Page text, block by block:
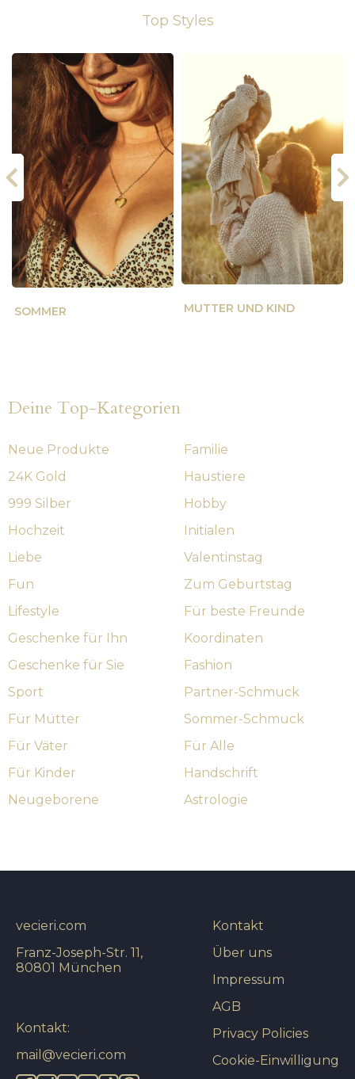
Top Styles
SOMMER MUTTER UND KIND
Deine Top-Kategorien
Neue Produkte
24K Gold
999 Silber
Hochzeit
Liebe
Fun
Lifestyle
Geschenke für Ihn
Geschenke für Sie
Sport
Für Mütter
Für Väter
Für Kinder
Neugeborene
Familie
Haustiere
Hobby
Initialen
Valentinstag
Zum Geburtstag
Für beste Freunde
Koordinaten
Fashion
Partner-Schmuck
Sommer-Schmuck
Für Alle
Handschrift
Astrologie
Kontakt
Über uns
Impressum
AGB
Privacy Policies
Cookie-Einwilligung
vecieri.com
Franz-Joseph-Str. 11,
80801 München
Kontakt:
mail@vecieri.com